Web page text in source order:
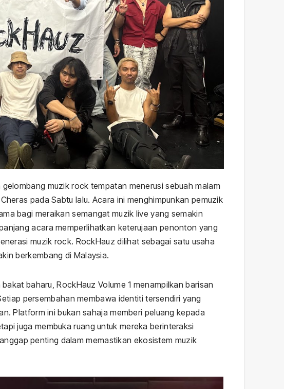
muzik rock tempatan menerusi sebuah malam
pada Sabtu lalu. Acara ini menghimpunkan pemuzik
bagi meraikan semangat muzik live yang semakin
acara memperlihatkan keterujaan penonton yang
muzik rock. RockHauz dilihat sebagai satu usaha
berkembang di Malaysia.
baharu, RockHauz Volume 1 menampilkan barisan
persembahan membawa identiti tersendiri yang
Platform ini bukan sahaja memberi peluang kepada
juga membuka ruang untuk mereka berinteraksi
penting dalam memastikan ekosistem muzik